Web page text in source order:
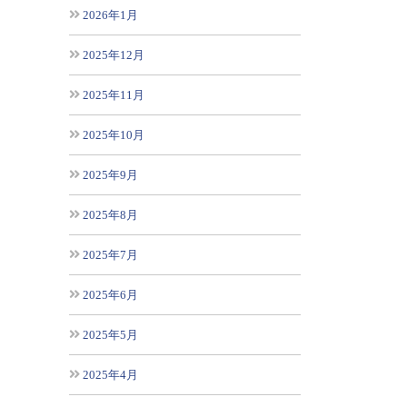
2026年1月
2025年12月
2025年11月
2025年10月
2025年9月
2025年8月
2025年7月
2025年6月
2025年5月
2025年4月